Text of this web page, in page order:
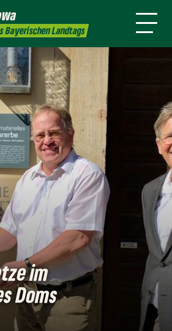
Bayerischen Landtags
Sprache
im
Doms